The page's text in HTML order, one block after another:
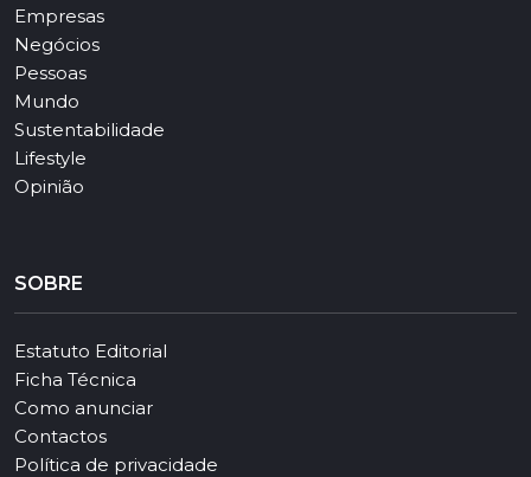
Empresas
Negócios
Pessoas
Mundo
Sustentabilidade
Lifestyle
Opinião
SOBRE
Estatuto Editorial
Ficha Técnica
Como anunciar
Contactos
Política de privacidade